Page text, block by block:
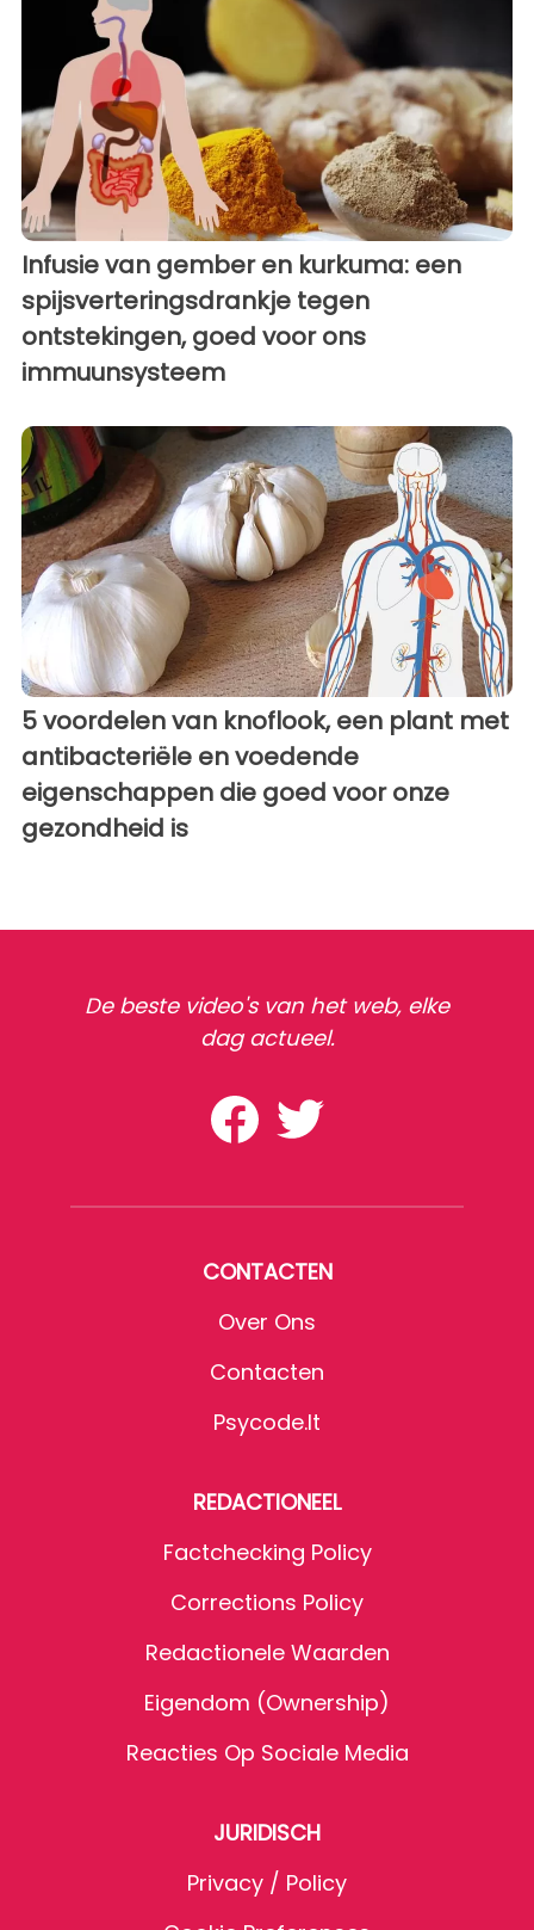
Infusie van gember en kurkuma: een
spijsverteringsdrankje tegen
ontstekingen, goed voor ons
immuunsysteem
5 voordelen van knoflook, een plant met
antibacteriële en voedende
eigenschappen die goed voor onze
gezondheid is
De beste video's van het web, elke
dag actueel.
CONTACTEN
Over Ons
Contacten
Psycode.it
REDACTIONEEL
Factchecking Policy
Corrections Policy
Redactionele Waarden
Eigendom (Ownership)
Reacties Op Sociale Media
JURIDISCH
Privacy / Policy